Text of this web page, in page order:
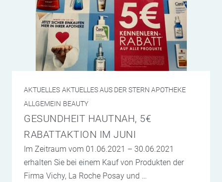
AKTUELLES AKTUELLES AUS DER STERN APOTHEKE
ALLGEMEIN BEAUTY
GESUNDHEIT HAUTNAH, 5€
RABATTAKTION IM JUNI
Im Zeitraum vom 01.06.2021 – 30.06.2021
erhalten Sie bei einem Kauf von Produkten der
Firma Vichy, La Roche Posay und …